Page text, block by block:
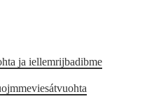
ja iellemrijbadibme